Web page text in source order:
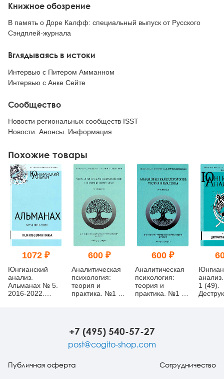
Книжное обозрение
В память о Доре Калфф: специальный выпуск от Русского
Сэндплей-журнала
Вглядываясь в истоки
Интервью с Питером Амманном
Интервью с Анке Сейте
Сообщество
Новости региональных сообществ ISST
Новости. Анонсы. Информация
Похожие товары
1072 ₽
Юнгианский
анализ.
Альманах № 5.
2016-2022.
600 ₽
Аналитическая
психология:
теория и
практика. №1 (1)
600 ₽
Аналитическая
психология:
теория и
практика. №1 (2)
1 (49).
+7 (495) 540-57-27
post@cogito-shop.com
Публичная оферта Сотрудничество